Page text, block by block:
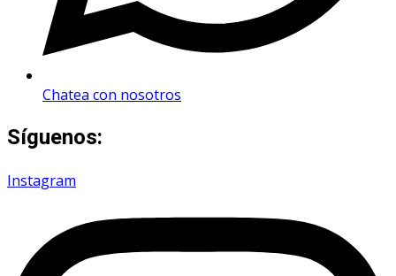
Chatea con nosotros
Síguenos:
Instagram